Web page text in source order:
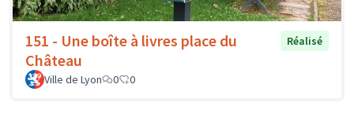
151 - Une boîte à livres place du
Château
Réalisé
Ville de Lyon 0 0